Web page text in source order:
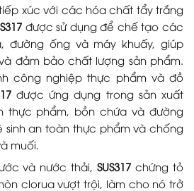
xúc với các hóa chất tẩy trắng
được sử dụng để chế tạo các
đường ống và máy khuấy, giúp
đảm bảo chất lượng sản phẩm.
công nghiệp thực phẩm và đồ
được ứng dụng trong sản xuất
thực phẩm, bồn chứa và đường
an toàn thực phẩm và chống
muối.
và nước thải,SUS317 chứng tỏ
clorua vượt trội, làm cho nó trở